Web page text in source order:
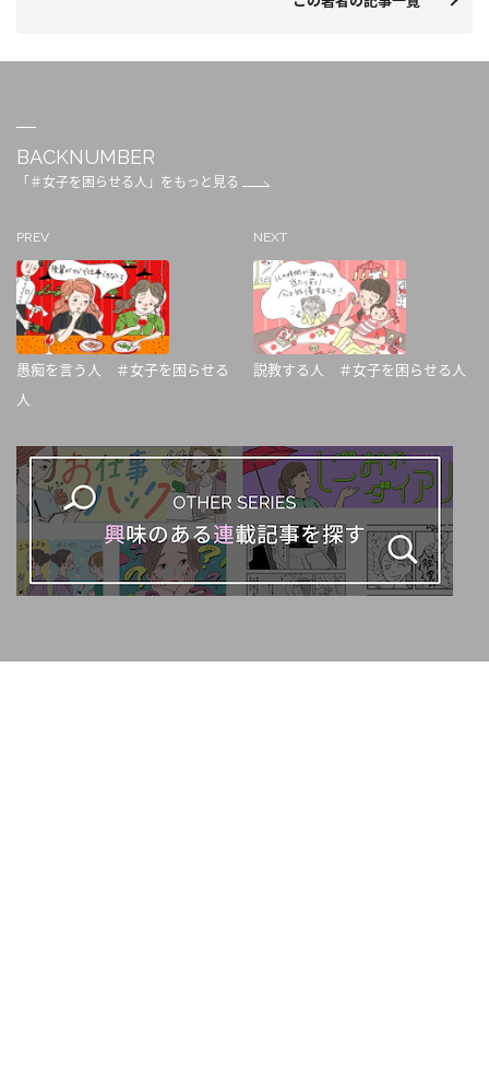
BACKNUMBER
「＃女子を困らせる人」をもっと見る
PREV
愚痴を言う人 ＃女子を困らせる
人
NEXT
説教する人 ＃女子を困らせる人